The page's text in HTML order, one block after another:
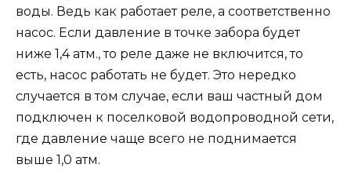
воды. Ведь как работает реле, а соответственно
насос. Если давление в точке забора будет
ниже 1,4 атм., то реле даже не включится, то
есть, насос работать не будет. Это нередко
случается в том случае, если ваш частный дом
подключен к поселковой водопроводной сети,
где давление чаще всего не поднимается
выше 1,0 атм.